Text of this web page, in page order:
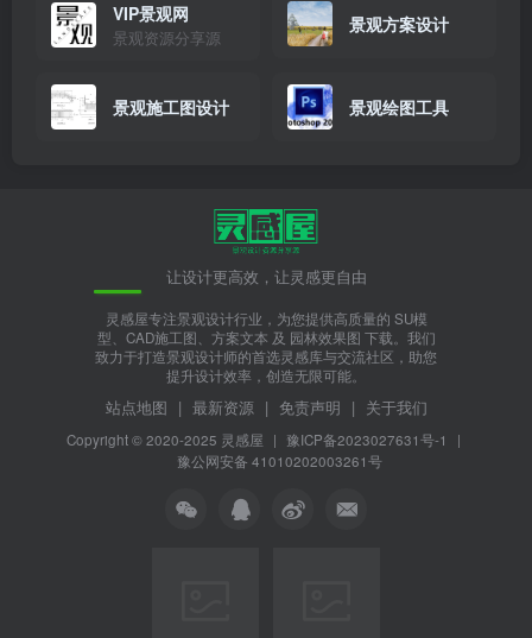
VIP景观网
景观资源分享源
景观方案设计
景观施工图设计 景观绘图工具
让设计更高效，让灵感更自由
灵感屋专注景观设计行业，为您提供高质量的 SU模
型、CAD施工图、方案文本 及 园林效果图 下载。我们
致力于打造景观设计师的首选灵感库与交流社区，助您
提升设计效率，创造无限可能。
站点地图 | 最新资源 | 免责声明 | 关于我们
Copyright © 2020-2025 灵感屋 | 豫ICP备2023027631号-1
|
豫公网安备 41010202003261号